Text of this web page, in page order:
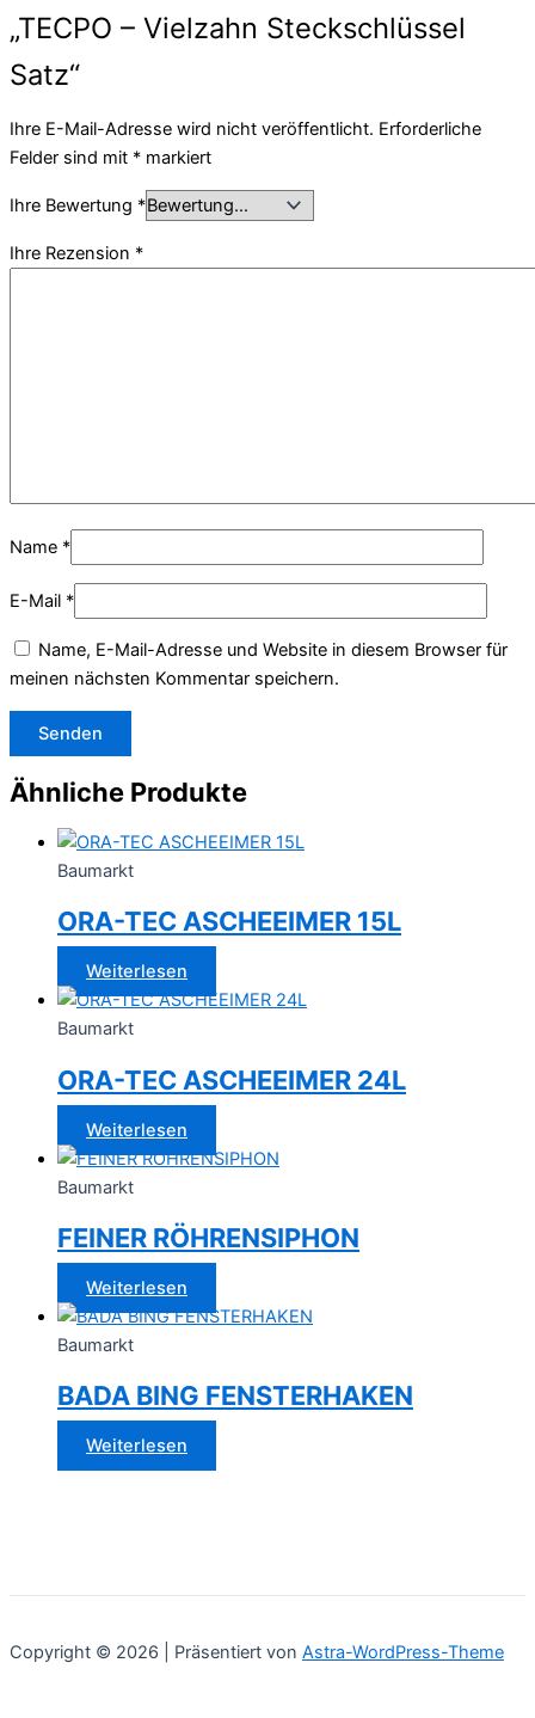
„TECPO – Vielzahn Steckschlüssel
Satz“
Ihre E-Mail-Adresse wird nicht veröffentlicht. Erforderliche
Felder sind mit * markiert
Ihre Bewertung *
Ihre Rezension *
Name *
E-Mail *
Name, E-Mail-Adresse und Website in diesem Browser für
meinen nächsten Kommentar speichern.
Ähnliche Produkte
Baumarkt
ORA-TEC ASCHEEIMER 15L
Weiterlesen
Baumarkt
ORA-TEC ASCHEEIMER 24L
Weiterlesen
Baumarkt
FEINER RÖHRENSIPHON
Weiterlesen
Baumarkt
BADA BING FENSTERHAKEN
Weiterlesen
Copyright © 2026 | Präsentiert von Astra-WordPress-Theme